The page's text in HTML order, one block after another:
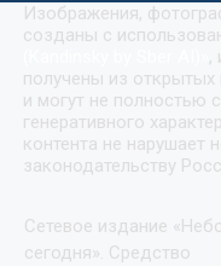
Изображения,
созданы с
,
получены из
и могут не полностью
генеративного
контента не нарушает
законодательству
Сетевое издание
сегодня». Средство